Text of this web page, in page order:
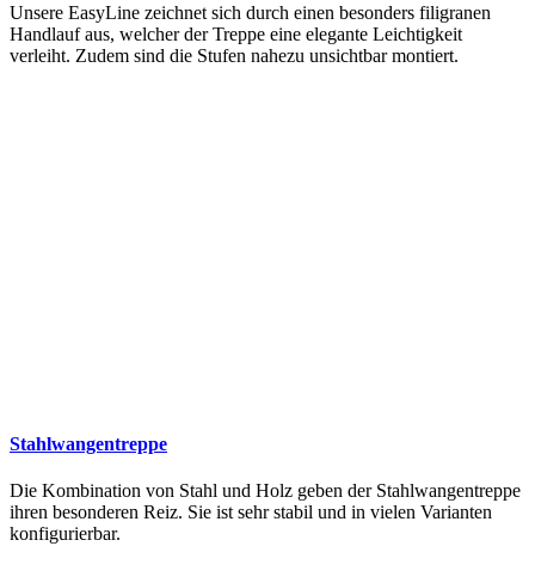
Unsere EasyLine zeichnet sich durch einen besonders filigranen
Handlauf aus, welcher der Treppe eine elegante Leichtigkeit
verleiht. Zudem sind die Stufen nahezu unsichtbar montiert.
Stahlwangentreppe
Die Kombination von Stahl und Holz geben der Stahlwangentreppe
ihren besonderen Reiz. Sie ist sehr stabil und in vielen Varianten
konfigurierbar.